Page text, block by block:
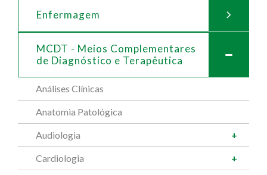
Enfermagem
MCDT - Meios Complementares
de Diagnóstico e Terapêutica
Análises Clínicas
Anatomia Patológica
Audiologia
Cardiologia